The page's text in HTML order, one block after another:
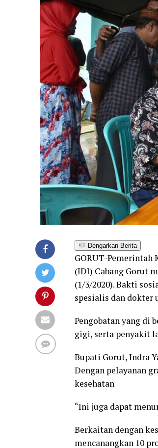
Dengarkan Berita
GORUT-Pemerintah
(IDI) Cabang Gorut
(1/3/2020). Bakti
spesialis dan dokter
Pengobatan yang di
gigi, serta penyakit
Bupati Gorut, Indra
Dengan pelayanan
kesehatan
“Ini juga dapat
Berkaitan dengan
mencanangkan 10